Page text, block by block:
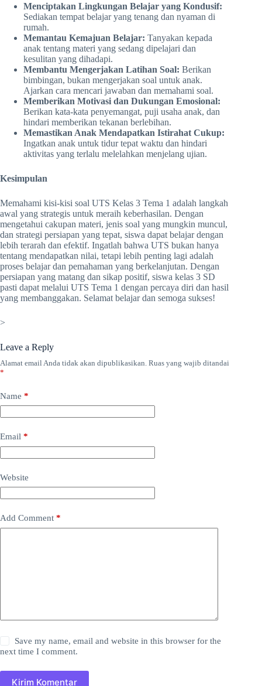
Menciptakan Lingkungan Belajar yang Kondusif:
Sediakan tempat belajar yang tenang dan nyaman di
rumah.
Memantau Kemajuan Belajar: Tanyakan kepada
anak tentang materi yang sedang dipelajari dan
kesulitan yang dihadapi.
Membantu Mengerjakan Latihan Soal: Berikan
bimbingan, bukan mengerjakan soal untuk anak.
Ajarkan cara mencari jawaban dan memahami soal.
Memberikan Motivasi dan Dukungan Emosional:
Berikan kata-kata penyemangat, puji usaha anak, dan
hindari memberikan tekanan berlebihan.
Memastikan Anak Mendapatkan Istirahat Cukup:
Ingatkan anak untuk tidur tepat waktu dan hindari
aktivitas yang terlalu melelahkan menjelang ujian.
Kesimpulan
Memahami kisi-kisi soal UTS Kelas 3 Tema 1 adalah langkah
awal yang strategis untuk meraih keberhasilan. Dengan
mengetahui cakupan materi, jenis soal yang mungkin muncul,
dan strategi persiapan yang tepat, siswa dapat belajar dengan
lebih terarah dan efektif. Ingatlah bahwa UTS bukan hanya
tentang mendapatkan nilai, tetapi lebih penting lagi adalah
proses belajar dan pemahaman yang berkelanjutan. Dengan
persiapan yang matang dan sikap positif, siswa kelas 3 SD
pasti dapat melalui UTS Tema 1 dengan percaya diri dan hasil
yang membanggakan. Selamat belajar dan semoga sukses!
>
Leave a Reply
Alamat email Anda tidak akan dipublikasikan. Ruas yang wajib ditandai
*
Name *
Email *
Website
Add Comment *
Save my name, email and website in this browser for the
next time I comment.
Kirim Komentar